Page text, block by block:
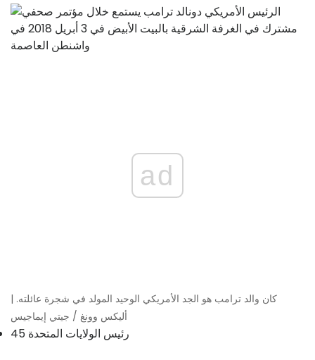
ad
كان والد ترامب هو الجد الأمريكي الوحيد المولد في شجرة عائلته. |
أليكس وونغ / جيتي إيماجيس
45 رئيس الولايات المتحدة